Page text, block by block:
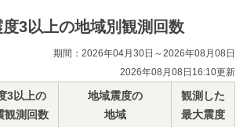
度3以上の地域別観測回数
期間：2026年04月30日～2026年08月08日
2026年08月08日16:10更新
3以上の
観測回数
地域震度の
地域
観測した
最大震度